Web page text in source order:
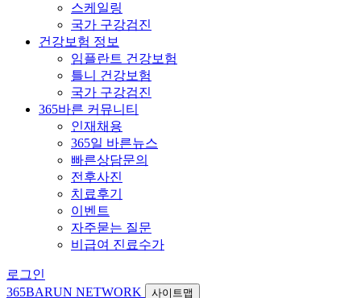
스케일링
국가 구강검진
건강보험 정보
임플란트 건강보험
틀니 건강보험
국가 구강검진
365바른 커뮤니티
인재채용
365일 바른뉴스
빠른상담문의
전후사진
치료후기
이벤트
자주묻는 질문
비급여 진료수가
로그인
365BARUN NETWORK
사이트맵